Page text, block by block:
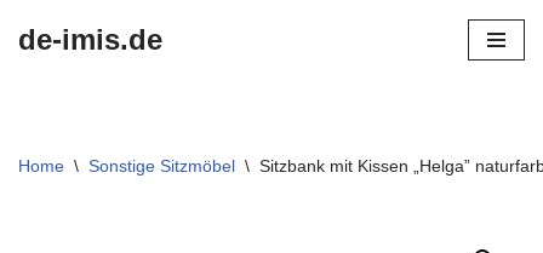
de-imis.de
Home \ Sonstige Sitzmöbel \ Sitzbank mit Kissen „Helga”